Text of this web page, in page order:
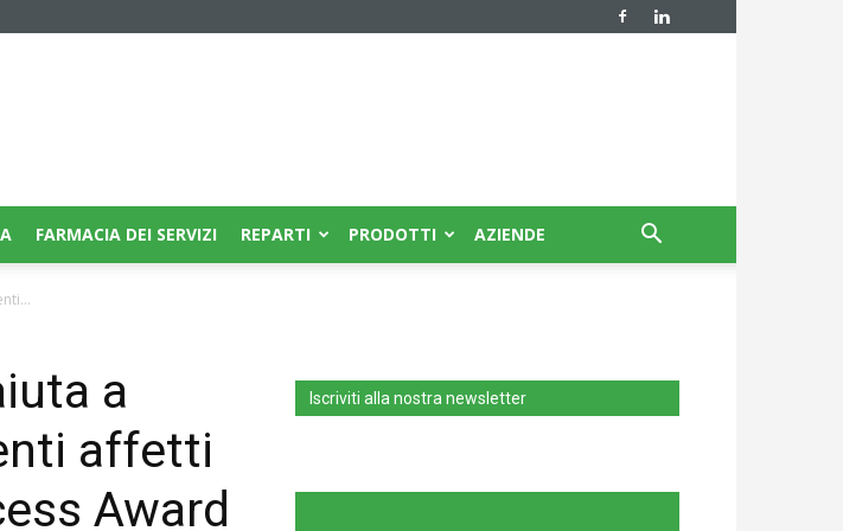
FARMACIA DEI SERVIZI REPARTI PRODOTTI AZIENDE
a
affetti
Award
Iscriviti alla nostra newsletter